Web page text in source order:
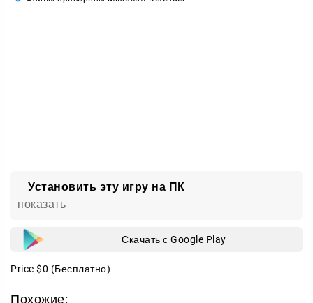
Установить эту игру на ПК
показать
Скачать с Google Play
Price $0 (Бесплатно)
Похожие: